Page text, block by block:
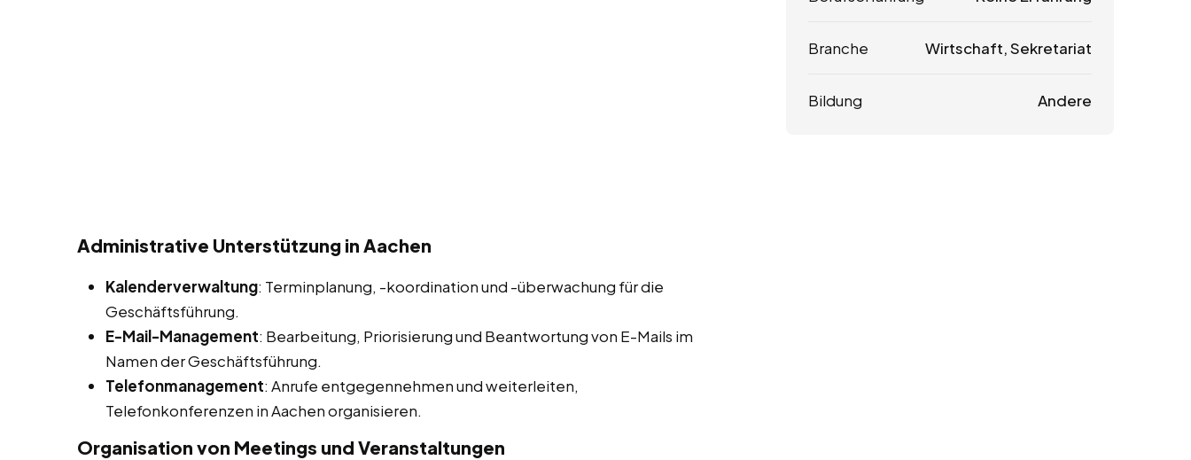
Administrative Unterstützung in Aachen
Kalenderverwaltung: Terminplanung, -koordination und -überwachung für die
Geschäftsführung.
E-Mail-Management: Bearbeitung, Priorisierung und Beantwortung von E-Mails im
Namen der Geschäftsführung.
Telefonmanagement: Anrufe entgegennehmen und weiterleiten,
Telefonkonferenzen in Aachen organisieren.
Organisation von Meetings und Veranstaltungen
Branche Wirtschaft, Sekretariat
Bildung Andere